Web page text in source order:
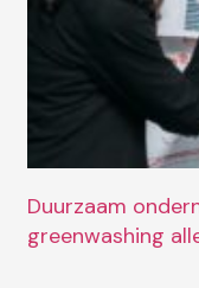
Duurzaam
greenwashing